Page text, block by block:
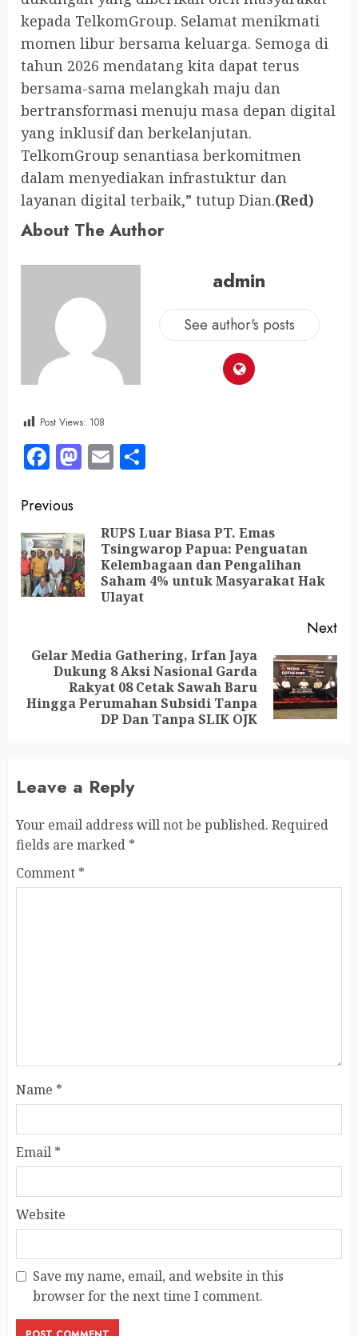
kepada TelkomGroup. Selamat menikmati
momen libur bersama keluarga. Semoga di
tahun 2026 mendatang kita dapat terus
bersama-sama melangkah maju dan
bertransformasi menuju masa depan digital
yang inklusif dan berkelanjutan.
TelkomGroup senantiasa berkomitmen
dalam menyediakan infrastuktur dan
layanan digital terbaik,” tutup Dian.(Red)
About The Author
admin
See author's posts
Post Views: 108
Facebook
Mastodon
Email
Previous
RUPS Luar Biasa PT. Emas
Tsingwarop Papua: Penguatan
Kelembagaan dan Pengalihan
Saham 4% untuk Masyarakat Hak
Ulayat
Next
Gelar Media Gathering, Irfan Jaya
Dukung 8 Aksi Nasional Garda
Rakyat 08 Cetak Sawah Baru
Hingga Perumahan Subsidi Tanpa
DP Dan Tanpa SLIK OJK
Leave a Reply
Your email address will not be published. Required
fields are marked *
Comment *
Name *
Email *
Website
Save my name, email, and website in this
browser for the next time I comment.